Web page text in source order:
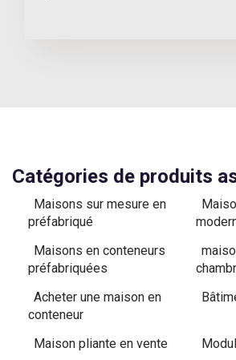
Catégories de produits
Maisons sur mesure en
préfabriqué
Maisons en conteneurs
préfabriquées
Acheter une maison en
conteneur
Maison pliante en vente